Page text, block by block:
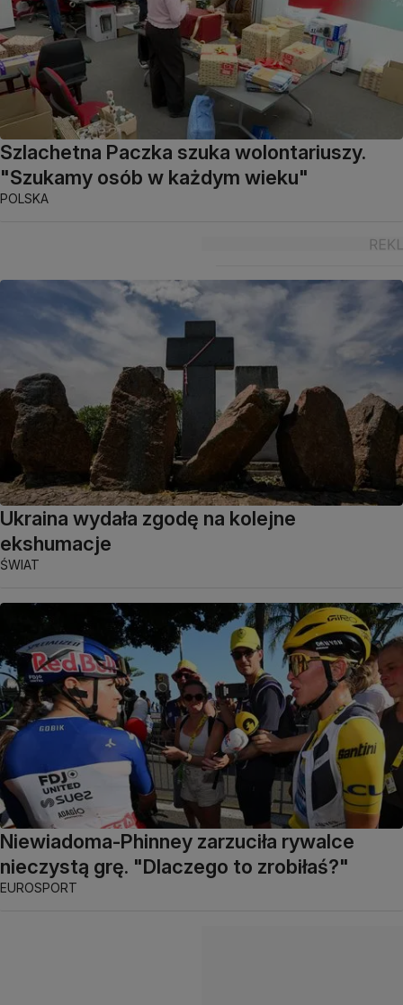
Szlachetna Paczka szuka wolontariuszy.
"Szukamy osób w każdym wieku"
POLSKA
Ukraina wydała zgodę na kolejne
ekshumacje
ŚWIAT
Niewiadoma-Phinney zarzuciła rywalce
nieczystą grę. "Dlaczego to zrobiłaś?"
EUROSPORT